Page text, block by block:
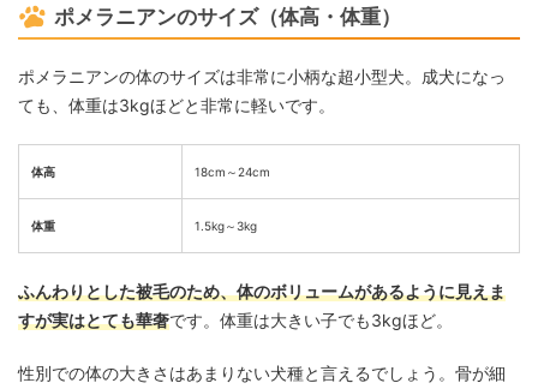
ポメラニアンのサイズ（体高・体重）
ポメラニアンの体のサイズは非常に小柄な超小型犬。成犬になっ
ても、体重は3kgほどと非常に軽いです。
体高 18cm～24cm
体重 1.5kg～3kg
ふんわりとした被毛のため、体のボリュームがあるように見えま
すが実はとても華奢です。体重は大きい子でも3kgほど。
性別での体の大きさはあまりない犬種と言えるでしょう。骨が細